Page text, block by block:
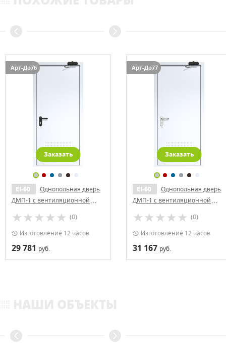
Арт-До76
Заказать
EI-60
Однопольная дверь
ДМП-1 с вентиляционной
(0)
Изготовление 12 часов
29 781 руб.
Арт-До77
Заказать
EI-60
Однопольная дверь
ДМП-1 с вентиляционной
(ручки «хром»)
(0)
Изготовление 12 часов
31 167 руб.